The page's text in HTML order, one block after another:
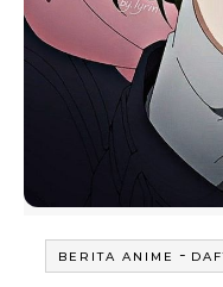
BERITA ANIME -